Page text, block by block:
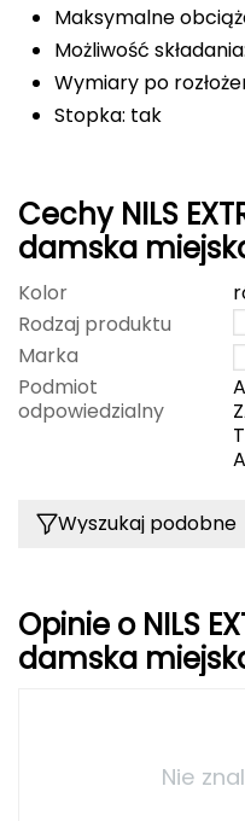
Fjord Nansen
GIVOVA
GSI Outdoors
Gear Aid
Gerber
Grand Trunk
Granger's
Maksymalne
Możliwość
Wymiary po
Stopka: tak
Cechy NILS
damska
dużymi kołami
Kolor
Rodzaj produktu
Marka
Podmiot
odpowiedzialny
Wyszukaj podobne
Opinie o NILS
damska
Nie